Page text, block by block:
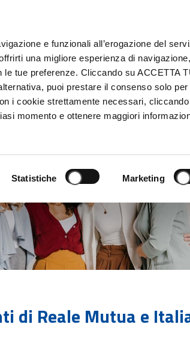
e funzionali all’erogazione del
una migliore esperienza di navigazione,
tue preferenze. Cliccando su ACCETTA
puoi prestare il consenso solo per
i cookie strettamente necessari,
momento e ottenere maggiori
Statistiche Marketing
BANCA REALE
di Reale Mutua e